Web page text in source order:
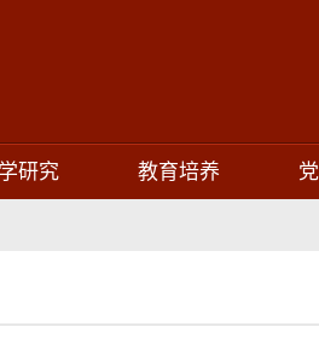
研究 教育培养